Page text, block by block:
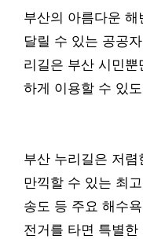
부산의 아름다운 해
달릴 수 있는 공공
리길은 부산 시민뿐
하게 이용할 수 있
부산 누리길은 저
만끽할 수 있는 최
송도 등 주요 해수
전거를 타면 특별